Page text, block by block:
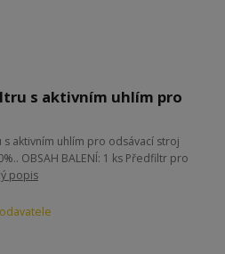
s aktivním uhlím pro
aktivním uhlím pro odsávací stroj
OBSAH BALENÍ: 1 ks Předfiltr pro
popis